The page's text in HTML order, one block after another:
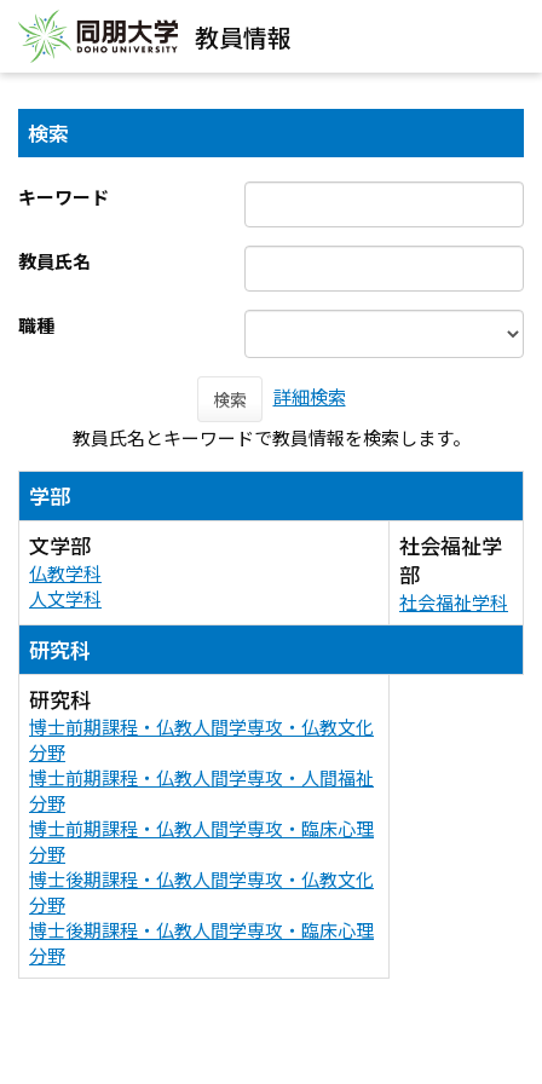
教員情報
検索
キーワード
教員氏名
職種
検索
詳細検索
教員氏名とキーワードで教員情報を検索します。
学部
文学部
仏教学科
人文学科
社会福祉学
部
社会福祉学科
研究科
研究科
博士前期課程・仏教人間学専攻・仏教文化
分野
博士前期課程・仏教人間学専攻・人間福祉
分野
博士前期課程・仏教人間学専攻・臨床心理
分野
博士後期課程・仏教人間学専攻・仏教文化
分野
博士後期課程・仏教人間学専攻・臨床心理
分野